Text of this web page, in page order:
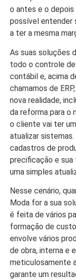
o antes e o depois
possível entender
a ter a mesma
As suas soluções
todo o controle de
contábil e, acima
chamamos de
nova realidade,
da reforma para o
o cliente vai ter
atualizar
cadastros de
precificação e
uma simples
Nesse cenário,
Moda for a sua
é feita de vários
formação de
envolve vários
de obra, interna e
meticulosamente
garante um